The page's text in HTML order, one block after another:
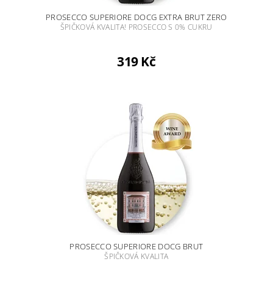
PROSECCO SUPERIORE DOCG EXTRA BRUT ZERO
ŠPIČKOVÁ KVALITA! PROSECCO S 0% CUKRU
319 Kč
PROSECCO SUPERIORE DOCG BRUT
ŠPIČKOVÁ KVALITA